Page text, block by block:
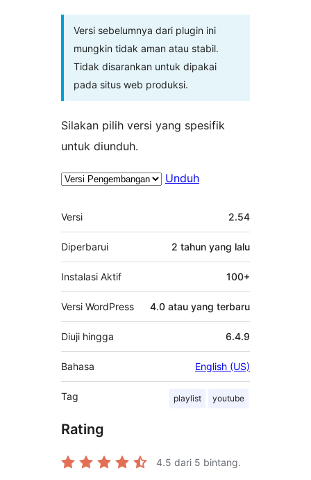
Versi sebelumnya dari plugin ini
mungkin tidak aman atau stabil.
Tidak disarankan untuk dipakai
pada situs web produksi.
Silakan pilih versi yang spesifik
untuk diunduh.
Unduh
Meta
Versi 2.54
Diperbarui 2 tahun yang lalu
Instalasi Aktif 100+
Versi WordPress 4.0 atau yang terbaru
Diuji hingga 6.4.9
Bahasa English (US)
Tag playlist youtube
Rating
4.5 dari 5 bintang.